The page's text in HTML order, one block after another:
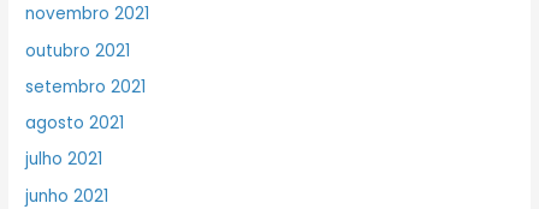
novembro 2021
outubro 2021
setembro 2021
agosto 2021
julho 2021
junho 2021